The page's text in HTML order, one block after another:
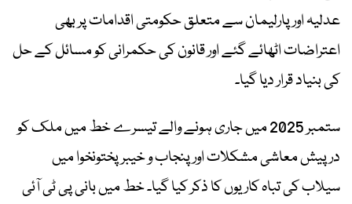
عدلیہ اور پارلیمان سے متعلق حکومتی اقدامات پر بھی
اعتراضات اٹھائے گئے اور قانون کی حکمرانی کو مسائل کے حل
کی بنیاد قرار دیا گیا۔
ستمبر 2025 میں جاری ہونے والے تیسرے خط میں ملک کو
درپیش معاشی مشکلات اور پنجاب و خیبرپختونخوا میں
سیلاب کی تباہ کاریوں کا ذکر کیا گیا۔ خط میں بانی پی ٹی آئی